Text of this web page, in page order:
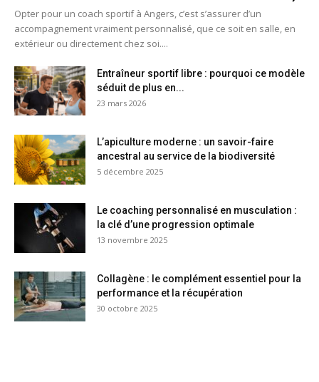
Opter pour un coach sportif à Angers, c’est s’assurer d’un
accompagnement vraiment personnalisé, que ce soit en salle, en
extérieur ou directement chez soi....
Entraîneur sportif libre : pourquoi ce modèle
séduit de plus en...
23 mars 2026
L’apiculture moderne : un savoir-faire
ancestral au service de la biodiversité
5 décembre 2025
Le coaching personnalisé en musculation :
la clé d’une progression optimale
13 novembre 2025
Collagène : le complément essentiel pour la
performance et la récupération
30 octobre 2025